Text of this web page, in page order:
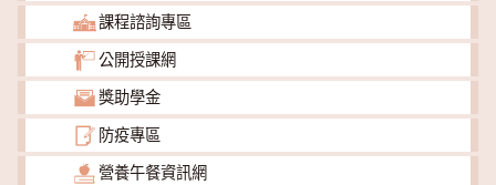
課程諮詢專區
公開授課網
獎助學金
防疫專區
營養午餐資訊網